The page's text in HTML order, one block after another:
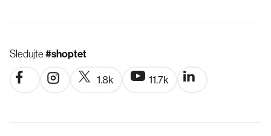
Sledujte#shoptet
1.8k 11.7k